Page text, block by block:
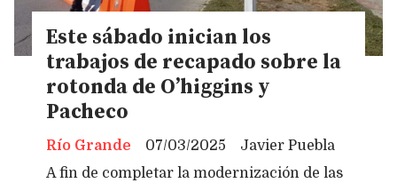
Este sábado inician los
trabajos de recapado sobre la
rotonda de O’higgins y
Pacheco
Javier Puebla
Río Grande
07/03/2025
A fin de completar la modernización de las